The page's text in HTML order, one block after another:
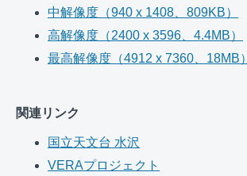
中解像度（940 x 1408、809KB）
高解像度（2400 x 3596、4.4MB）
最高解像度（4912 x 7360、18MB）
関連リンク
国立天文台 水沢
VERAプロジェクト